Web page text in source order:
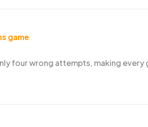
game
four wrong attempts, making every